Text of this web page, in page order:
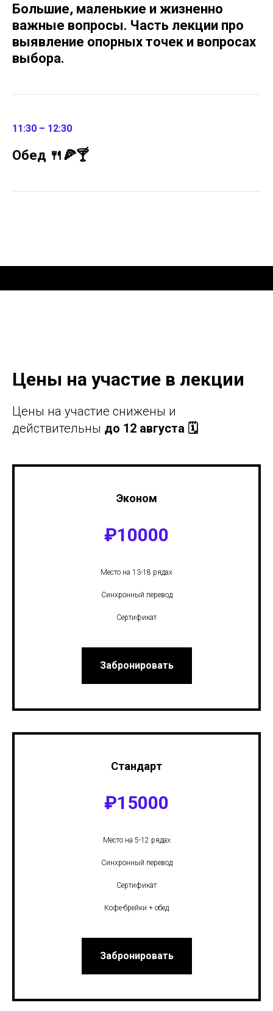
Большие, маленькие и жизненно
важные вопросы. Часть лекции про
выявление опорных точек и вопросах
выбора.
11:30 – 12:30
Обед 🍴🍕🍸
Цены на участие в лекции
Цены на участие снижены и
действительны до 12 августа 🗓
Эконом
₽10000
Место на 13-18 рядах
Синхронный перевод
Сертификат
Забронировать
Стандарт
₽15000
Место на 5-12 рядах
Синхронный перевод
Сертификат
Кофе-брейки + обед
Забронировать